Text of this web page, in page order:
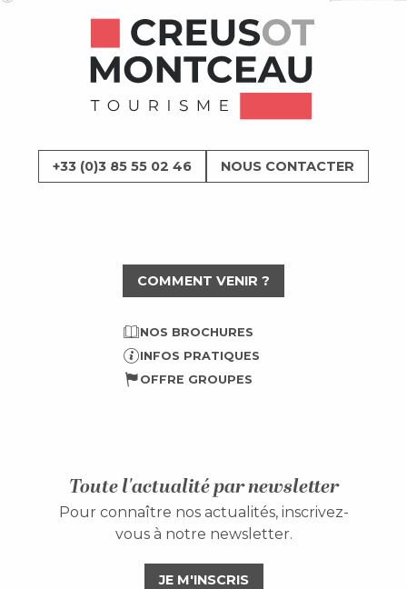
COMMENT VENIR ?
NOS BROCHURES
INFOS PRATIQUES
OFFRE GROUPES
+33 (0)3 85 55 02 46 NOUS CONTACTER
Toute l'actualité par newsletter
Pour connaître nos actualités, inscrivez-
vous à notre newsletter.
JE M'INSCRIS